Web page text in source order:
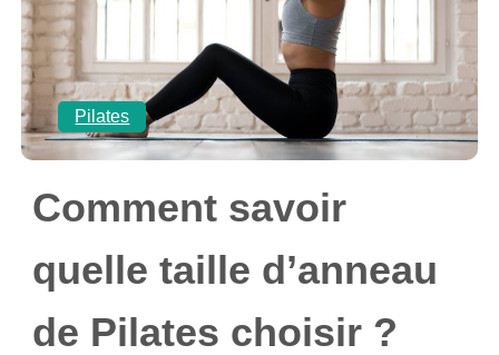
Pilates
Comment savoir
quelle taille d’anneau
de Pilates choisir ?